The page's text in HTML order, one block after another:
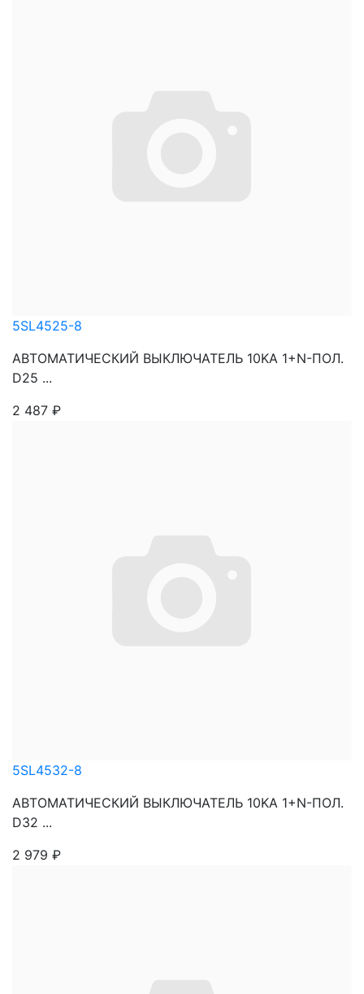
5SL4525-8
АВТОМАТИЧЕСКИЙ ВЫКЛЮЧАТЕЛЬ 10KA 1+N-ПОЛ.
D25 ...
2 487 ₽
5SL4532-8
АВТОМАТИЧЕСКИЙ ВЫКЛЮЧАТЕЛЬ 10KA 1+N-ПОЛ.
D32 ...
2 979 ₽